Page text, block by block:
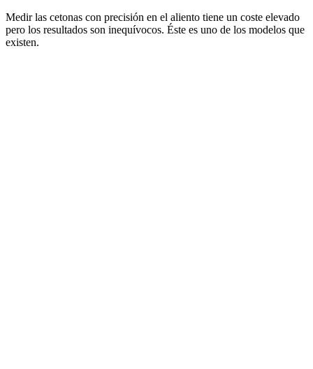
Medir las cetonas con precisión en el aliento tiene un coste elevado
pero los resultados son inequívocos. Éste es uno de los modelos que
existen.